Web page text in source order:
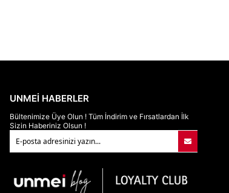
UNMEİ HABERLER
Bültenimize Üye Olun ! Tüm İndirim ve Fırsatlardan İlk
Sizin Haberiniz Olsun !